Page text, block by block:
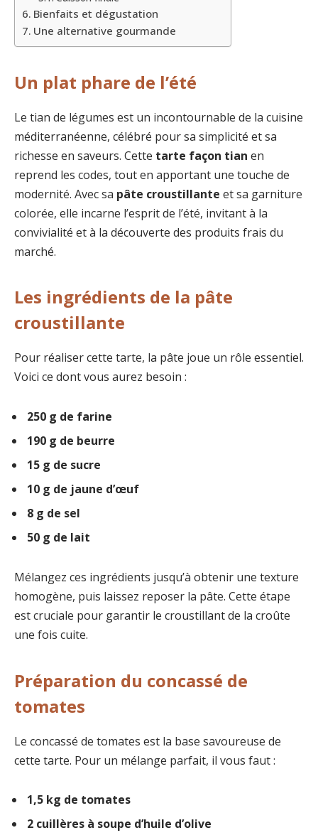
Bienfaits et dégustation
Une alternative gourmande
Un plat phare de l’été
Le tian de légumes est un incontournable de la cuisine
méditerranéenne, célébré pour sa simplicité et sa
richesse en saveurs. Cette tarte façon tian en
reprend les codes, tout en apportant une touche de
modernité. Avec sa pâte croustillante et sa garniture
colorée, elle incarne l’esprit de l’été, invitant à la
convivialité et à la découverte des produits frais du
marché.
Les ingrédients de la pâte
croustillante
Pour réaliser cette tarte, la pâte joue un rôle essentiel.
Voici ce dont vous aurez besoin :
250 g de farine
190 g de beurre
15 g de sucre
10 g de jaune d’œuf
8 g de sel
50 g de lait
Mélangez ces ingrédients jusqu’à obtenir une texture
homogène, puis laissez reposer la pâte. Cette étape
est cruciale pour garantir le croustillant de la croûte
une fois cuite.
Préparation du concassé de
tomates
Le concassé de tomates est la base savoureuse de
cette tarte. Pour un mélange parfait, il vous faut :
1,5 kg de tomates
2 cuillères à soupe d’huile d’olive